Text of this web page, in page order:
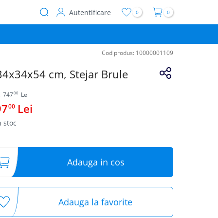
User
Autentificare 0 0
Cod produs: 10000001109
cm, Stejar Brule
74700 Lei
00 Lei
stoc
Adauga in cos
Adauga la favorite